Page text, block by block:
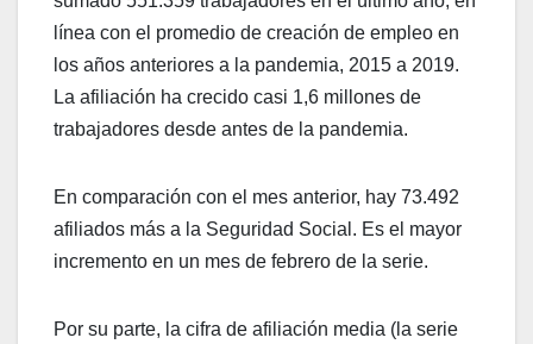
línea con el promedio de creación de empleo en
los años anteriores a la pandemia, 2015 a 2019.
La afiliación ha crecido casi 1,6 millones de
trabajadores desde antes de la pandemia.
En comparación con el mes anterior, hay 73.492
afiliados más a la Seguridad Social. Es el mayor
incremento en un mes de febrero de la serie.
Por su parte, la cifra de afiliación media (la serie